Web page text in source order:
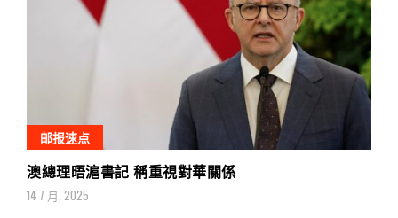
邮报速点
澳總理晤滬書記 稱重視對華關係
14 7 月, 2025